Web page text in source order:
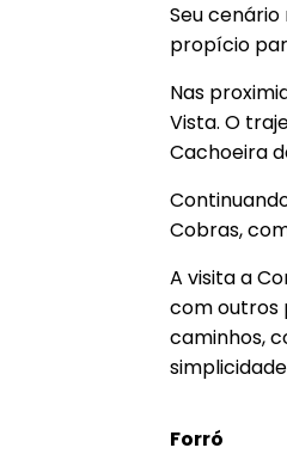
Seu
propício
Nas
Vista. O
Cachoeira
Cobras,
A visita a
com outros
caminhos,
Forró